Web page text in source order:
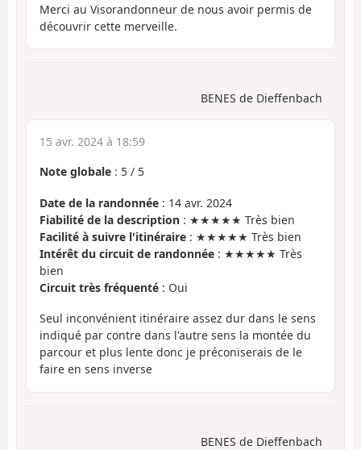
Merci au Visorandonneur de nous avoir permis de
découvrir cette merveille.
BENES de Dieffenbach
15 avr. 2024 à 18:59
Note globale : 5 / 5
Date de la randonnée : 14 avr. 2024
Fiabilité de la description : ★★★★★ Très bien
Facilité à suivre l'itinéraire : ★★★★★ Très bien
Intérêt du circuit de randonnée : ★★★★★ Très
bien
Circuit très fréquenté : Oui
Seul inconvénient itinéraire assez dur dans le sens
indiqué par contre dans l'autre sens la montée du
parcour et plus lente donc je préconiserais de le
faire en sens inverse
BENES de Dieffenbach